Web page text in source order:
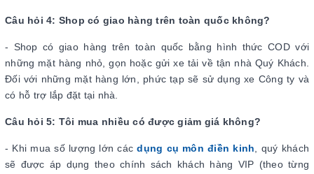
Câu hỏi 4: Shop có giao hàng trên toàn quốc không?
- Shop có giao hàng trên toàn quốc bằng hình thức COD với
những mặt hàng nhỏ, gọn hoặc gửi xe tải về tận nhà Quý Khách.
Đối với những mặt hàng lớn, phức tạp sẽ sử dụng xe Công ty và
có hỗ trợ lắp đặt tại nhà.
Câu hỏi 5: Tôi mua nhiều có được giảm giá không?
- Khi mua số lượng lớn cácdụng cụ môn điền kinh , quý khách
sẽ được áp dụng theo chính sách khách hàng VIP (theo từng